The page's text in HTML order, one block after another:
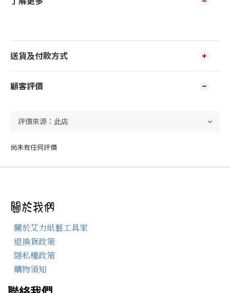
送貨及付款方式
顧客評價
尚未有任何評價
關於艾力紙藝工具家
退換貨政策
隱私權政策
購物須知